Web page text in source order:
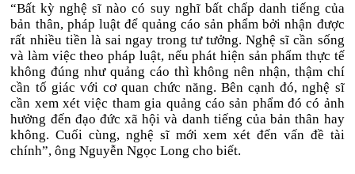
“Bất kỳ nghệ sĩ nào có suy nghĩ bất chấp danh tiếng của
bản thân, pháp luật để quảng cáo sản phẩm bởi nhận được
rất nhiều tiền là sai ngay trong tư tưởng. Nghệ sĩ cần sống
và làm việc theo pháp luật, nếu phát hiện sản phẩm thực tế
không đúng như quảng cáo thì không nên nhận, thậm chí
cần tố giác với cơ quan chức năng. Bên cạnh đó, nghệ sĩ
cần xem xét việc tham gia quảng cáo sản phẩm đó có ảnh
hưởng đến đạo đức xã hội và danh tiếng của bản thân hay
không. Cuối cùng, nghệ sĩ mới xem xét đến vấn đề tài
chính”, ông Nguyễn Ngọc Long cho biết.